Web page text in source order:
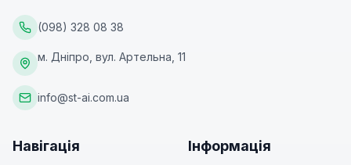
(098) 328 08 38
м. Дніпро, вул. Артельна, 11
info@st-ai.com.ua
Навігація Інформація